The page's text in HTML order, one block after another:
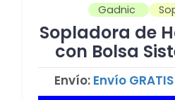
Gadnic
Sopladora de
con Bolsa
Envío: Envío